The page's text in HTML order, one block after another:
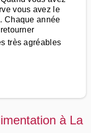
vous avez le
Chaque année
très agréables
à La